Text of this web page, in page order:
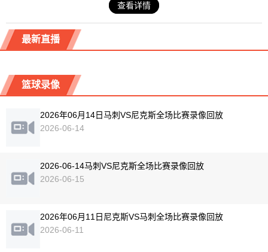
查看详情
最新直播
篮球录像
2026年06月14日马刺VS尼克斯全场比赛录像回放
2026-06-14
2026-06-14马刺VS尼克斯全场比赛录像回放
2026-06-15
2026年06月11日尼克斯VS马刺全场比赛录像回放
2026-06-11